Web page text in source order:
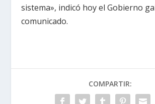
sistema», indicó hoy el Gobierno
comunicado.
COMPARTIR: